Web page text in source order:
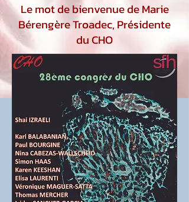
Le mot de bienvenue de Marie
Bérengère Troadec, Présidente
du CHO